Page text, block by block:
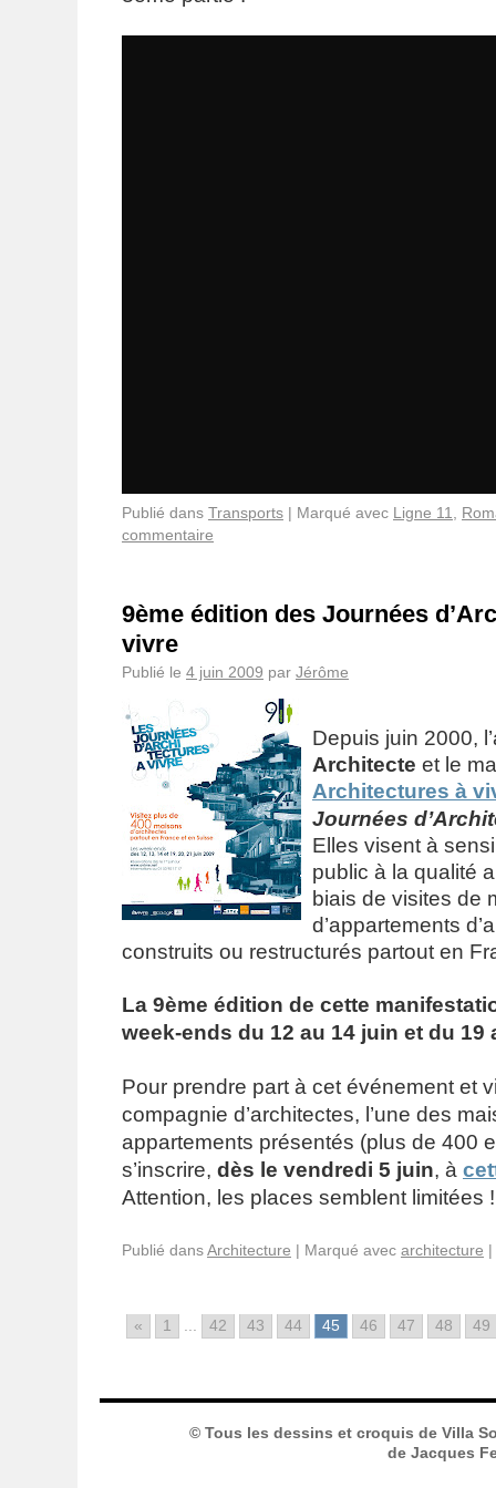
Publié dans Transports | Marqué avec Ligne 11
commentaire
9ème édition des Journées
vivre
Publié le 4 juin 2009 par Jérôme
Depuis juin 2000,
Architecte et le
Architectures à
Journées
Elles visent à
public à la qualité
biais de visites de
d’appartements
construits ou restructurés partout en
La 9ème édition de cette
week-ends du 12 au 14 juin et du 19
Pour prendre part à cet événement et
compagnie d’architectes, l’une des
appartements présentés (plus de 400
s’inscrire, dès le vendredi 5 juin, à
Attention, les places semblent limitées !
Publié dansArchitecture | Marqué avec architecture |
« 1 42 43 44 45 46 47 48 49
© Tous les dessins et croquis de Villa
de Jacques